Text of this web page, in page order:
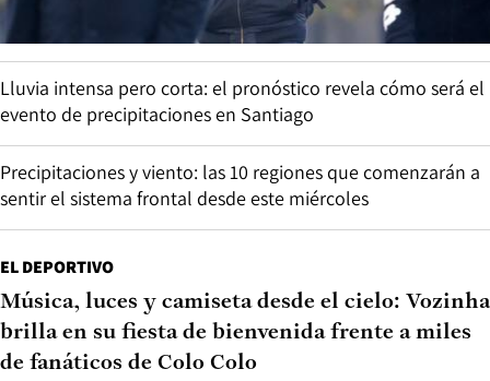
Lluvia intensa pero corta: el pronóstico revela cómo será el
evento de precipitaciones en Santiago
Precipitaciones y viento: las 10 regiones que comenzarán a
sentir el sistema frontal desde este miércoles
EL DEPORTIVO
Música, luces y camiseta desde el cielo: Vozinha
brilla en su fiesta de bienvenida frente a miles
de fanáticos de Colo Colo